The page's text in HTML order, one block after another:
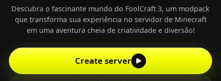
Other games
VPS Gamer
Descubra o fascinante mundo do FoolCraft 3, um modpack
que transforma sua experiência no servidor de Minecraft
em uma aventura cheia de criatividade e diversão!
Create server